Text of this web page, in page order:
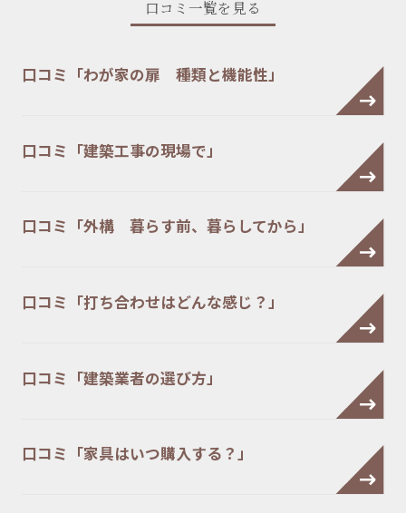
口コミ一覧を見る
口コミ「わが家の扉 種類と機能性」
口コミ「建築工事の現場で」
口コミ「外構 暮らす前、暮らしてから」
口コミ「打ち合わせはどんな感じ？」
口コミ「建築業者の選び方」
口コミ「家具はいつ購入する？」